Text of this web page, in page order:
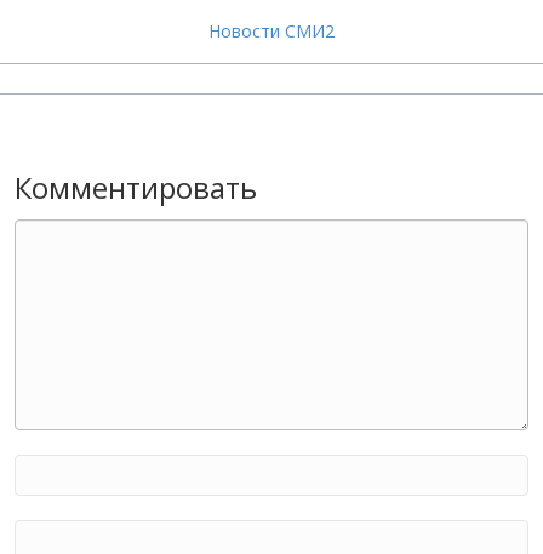
Новости СМИ2
Комментировать